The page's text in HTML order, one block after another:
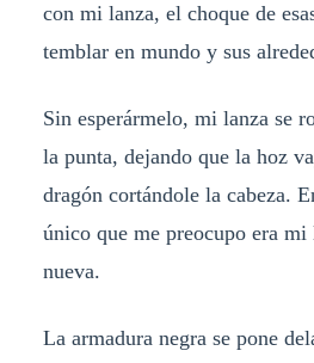
con mi lanza, el choque de
temblar en mundo y sus
Sin esperármelo, mi lanza se
la punta, dejando que la hoz
dragón cortándole la cabeza.
único que me preocupo era mi
nueva.
La armadura negra se pone